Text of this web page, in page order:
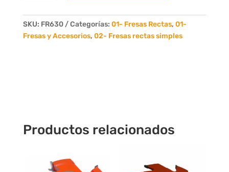
Dientes
cantidad
SKU: FR630 Categorías: 01- Fresas Rectas, 01-
Fresas y Accesorios, 02- Fresas rectas simples
Productos relacionados